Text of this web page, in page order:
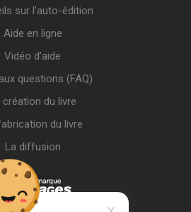
sur l’auto-édition
Aide en ligne
Vidéo d’aide
questions (FAQ)
création du livre
du livre
La diffusion